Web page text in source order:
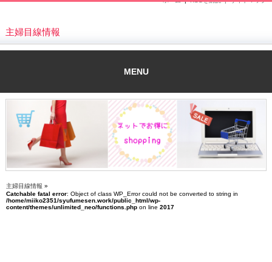
主婦目線情報
MENU
主婦目線情報 »
Catchable fatal error: Object of class WP_Error could not be converted to string in
/home/miiko2351/syufumesen.work/public_html/wp-
content/themes/unlimited_neo/functions.php on line 2017